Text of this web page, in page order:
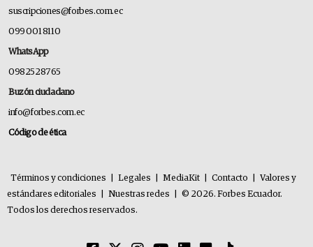
suscripciones@forbes.com.ec
099 001 8110
WhatsApp
0982528765
Buzón ciudadano
info@forbes.com.ec
Código de ética
Términos y condiciones Legales MediaKit Contacto
Valores y
estándares editoriales
Nuestras redes
© 2026. Forbes Ecuador.
Todos los derechos reservados.